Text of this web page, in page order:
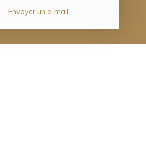
Envoyer un e-mail